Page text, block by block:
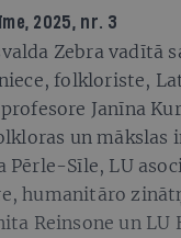
, 2025, nr. 3
Zebra vadītā
folkloriste,
Janīna
un mākslas
Pērle-Sīle, LU
humanitāro
Reinsone un LU